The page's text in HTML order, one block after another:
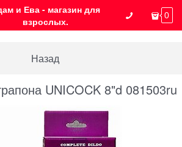
и Ева - магазин для
взрослых.
0
Назад
UNICOCK 8"d 081503ru